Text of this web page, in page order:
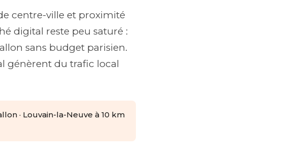
centre-ville et proximité
digital reste peu saturé :
sans budget parisien.
génèrent du trafic local
· Louvain-la-Neuve à 10 km